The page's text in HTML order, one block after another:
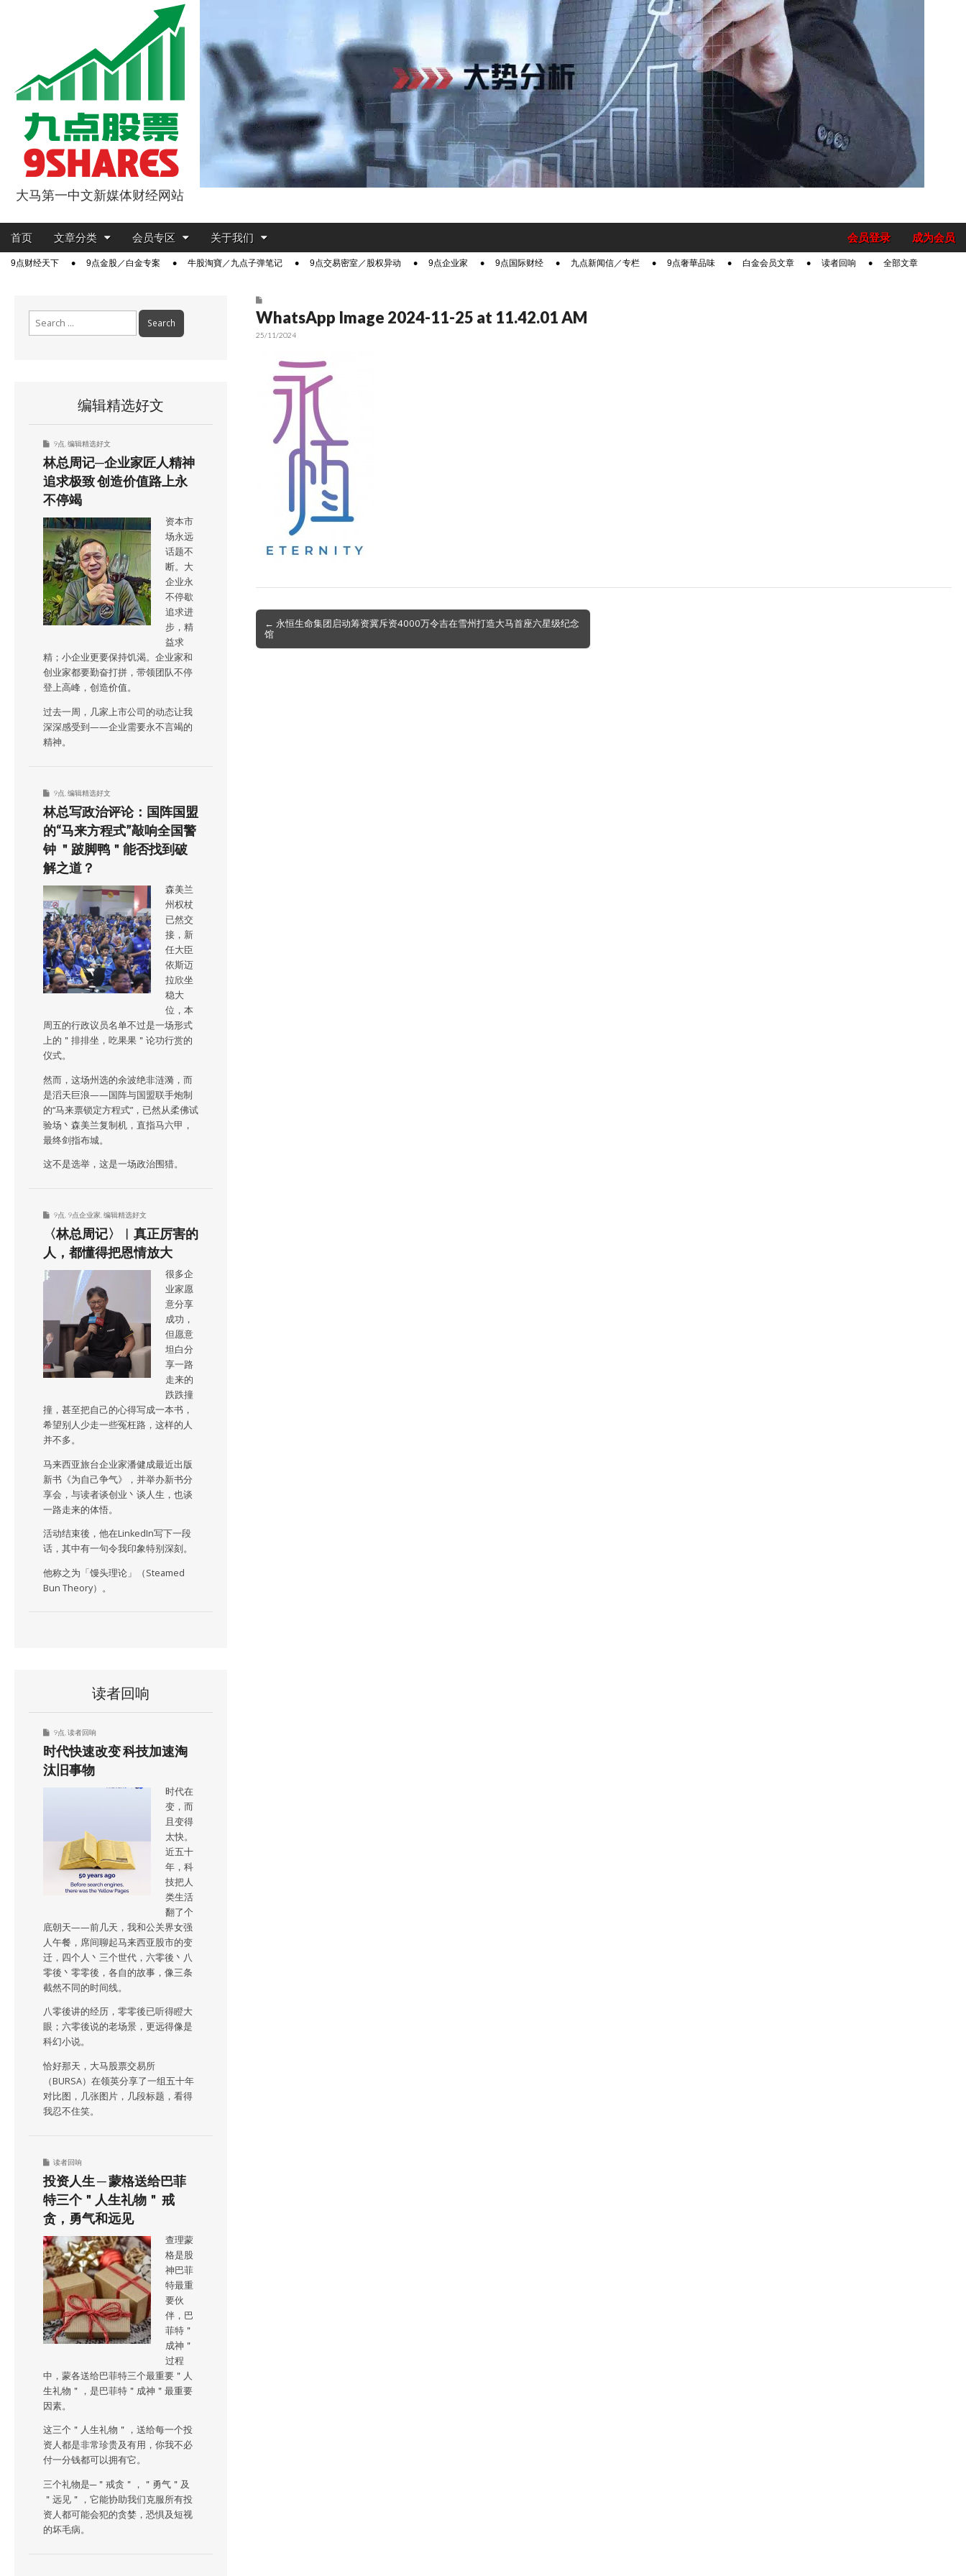
9点股票
大马第一中文新媒体财经网站
Main
Skip
content
首页 文章分类 会员专区 关于我们 成为会员
会员登录
Sub9点财经天下 9点金股／白金专案 牛股淘寶／九点子弹笔记 9点交易密室／股权异动 9点企业家 9点国际财经 九点新闻信／专栏 9点奢華品味 白金会员文章 读者回响 全部文章
WhatsApp Image 2024-11-25 at 11.42.01 AM
25/11/2024
Post
navigation
← 永恒生命集团启动筹资冀斥资4000万令吉在雪州打造大马首座六星级纪念
馆
编辑精选好文
9点 编辑精选好文
林总周记─企业家匠人精神
追求极致 创造价值路上永
不停竭
资本市
场永远
话题不
断。大
企业永
不停歇
追求进
步，精
益求
精；小企业更要保持饥渴。企业家和
创业家都要勤奋打拼，带领团队不停
登上高峰，创造价值。
过去一周，几家上市公司的动态让我
深深感受到——企业需要永不言竭的
精神。
9点 编辑精选好文
林总写政治评论：国阵国盟
的“马来方程式”敲响全国警
钟 ＂跛脚鸭＂能否找到破
解之道？
森美兰
州权杖
已然交
接，新
任大臣
依斯迈
拉欣坐
稳大
位，本
周五的行政议员名单不过是一场形式
上的＂排排坐，吃果果＂论功行赏的
仪式。
然而，这场州选的余波绝非涟漪，而
是滔天巨浪——国阵与国盟联手炮制
的“马来票锁定方程式”，已然从柔佛试
验场丶森美兰复制机，直指马六甲，
最终剑指布城。
这不是选举，这是一场政治围猎。
9点 9点企业家 编辑精选好文
〈林总周记〉︱真正厉害的
人，都懂得把恩情放大
很多企
业家愿
意分享
成功，
但愿意
坦白分
享一路
走来的
跌跌撞
撞，甚至把自己的心得写成一本书，
希望别人少走一些冤枉路，这样的人
并不多。
马来西亚旅台企业家潘健成最近出版
新书《为自己争气》，并举办新书分
享会，与读者谈创业丶谈人生，也谈
一路走来的体悟。
活动结束後，他在LinkedIn写下一段
话，其中有一句令我印象特别深刻。
他称之为「馒头理论」（Steamed
Bun Theory）。
读者回响
9点 读者回响
时代快速改变 科技加速淘
汰旧事物
时代在
变，而
且变得
太快。
近五十
年，科
技把人
类生活
翻了个
底朝天——前几天，我和公关界女强
人午餐，席间聊起马来西亚股市的变
迁，四个人丶三个世代，六零後丶八
零後丶零零後，各自的故事，像三条
截然不同的时间线。
八零後讲的经历，零零後已听得瞪大
眼；六零後说的老场景，更远得像是
科幻小说。
恰好那天，大马股票交易所
（BURSA）在领英分享了一组五十年
对比图，几张图片，几段标题，看得
我忍不住笑。
读者回响
投资人生 ─ 蒙格送给巴菲
特三个＂人生礼物＂ 戒
贪，勇气和远见
查理蒙
格是股
神巴菲
特最重
要伙
伴，巴
菲特＂
成神＂
过程
中，蒙各送给巴菲特三个最重要＂人
生礼物＂，是巴菲特＂成神＂最重要
因素。
这三个＂人生礼物＂，送给每一个投
资人都是非常珍贵及有用，你我不必
付一分钱都可以拥有它。
三个礼物是─＂戒贪＂，＂勇气＂及
＂远见＂，它能协助我们克服所有投
资人都可能会犯的贪婪，恐惧及短视
的坏毛病。